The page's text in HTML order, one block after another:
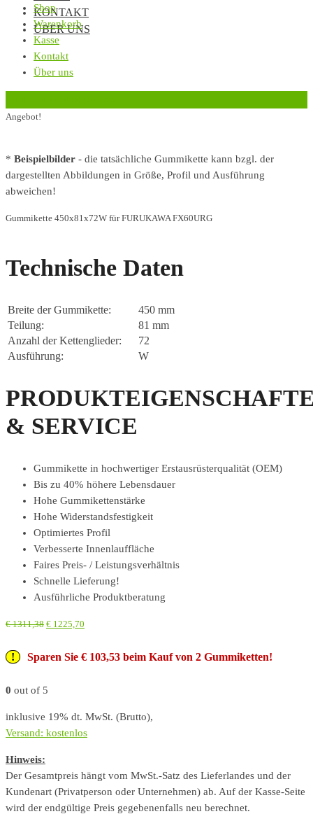
KONTAKT
ÜBER UNS
Shop
Warenkorb
Kasse
Kontakt
Über uns
Angebot!
* Beispielbilder - die tatsächliche Gummikette kann bzgl. der
dargestellten Abbildungen in Größe, Profil und Ausführung
abweichen!
Gummikette 450x81x72W für FURUKAWA FX60URG
Technische Daten
Breite der Gummikette:
450 mm
Teilung:
81 mm
Anzahl der Kettenglieder:
72
Ausführung:
W
& SERVICE
Gummikette in hochwertiger Erstausrüsterqualität (OEM)
Bis zu 40% höhere Lebensdauer
Hohe Gummikettenstärke
Hohe Widerstandsfestigkeit
Optimiertes Profil
Verbesserte Innenlauffläche
Faires Preis- / Leistungsverhältnis
Schnelle Lieferung!
Ausführliche Produktberatung
€1311,38 € 1225,70
Sparen Sie € 103,53 beim Kauf von 2 Gummiketten!
0 out of 5
inklusive 19% dt. MwSt. (Brutto),
Versand: kostenlos
Hinweis:
Der Gesamtpreis hängt vom MwSt.-Satz des Lieferlandes und der
Kundenart (Privatperson oder Unternehmen) ab. Auf der Kasse-Seite
wird der endgültige Preis gegebenenfalls neu berechnet.